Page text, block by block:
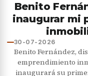
Benito
inaugurar mi
30-07-2026
Benito Fernández,
emprendimiento
inaugurará su